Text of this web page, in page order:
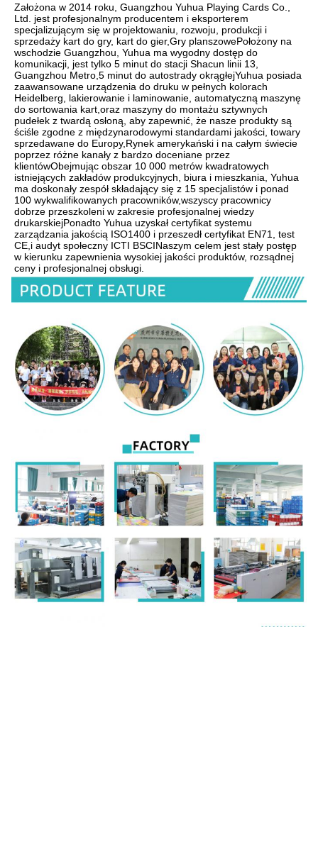
Założona w 2014 roku, Guangzhou Yuhua Playing Cards Co.,
Ltd. jest profesjonalnym producentem i eksporterem
specjalizującym się w projektowaniu, rozwoju, produkcji i
sprzedaży kart do gry, kart do gier,Gry planszowePołożony na
wschodzie Guangzhou, Yuhua ma wygodny dostęp do
komunikacji, jest tylko 5 minut do stacji Shacun linii 13,
Guangzhou Metro,5 minut do autostrady okrągłejYuhua posiada
zaawansowane urządzenia do druku w pełnych kolorach
Heidelberg, lakierowanie i laminowanie, automatyczną maszynę
do sortowania kart,oraz maszyny do montażu sztywnych
pudełek z twardą osłoną, aby zapewnić, że nasze produkty są
ściśle zgodne z międzynarodowymi standardami jakości, towary
sprzedawane do Europy,Rynek amerykański i na całym świecie
poprzez różne kanały z bardzo doceniane przez
klientówObejmując obszar 10 000 metrów kwadratowych
istniejących zakładów produkcyjnych, biura i mieszkania, Yuhua
ma doskonały zespół składający się z 15 specjalistów i ponad
100 wykwalifikowanych pracowników,wszyscy pracownicy
dobrze przeszkoleni w zakresie profesjonalnej wiedzy
drukarskiejPonadto Yuhua uzyskał certyfikat systemu
zarządzania jakością ISO1400 i przeszedł certyfikat EN71, test
CE,i audyt społeczny ICTI BSCINaszym celem jest stały postęp
w kierunku zapewnienia wysokiej jakości produktów, rozsądnej
ceny i profesjonalnej obsługi.